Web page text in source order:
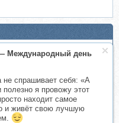
Международный день
не спрашивает себя: «А
полезно я провожу этот
находит самое
и живёт свою лучшую